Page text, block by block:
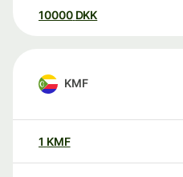
10000 DKK
KMF
1 KMF